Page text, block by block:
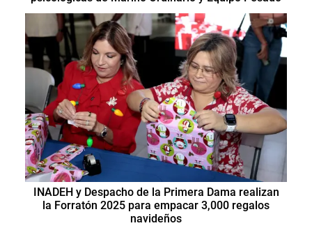
INADEH y Despacho de la Primera Dama realizan
la Forratón 2025 para empacar 3,000 regalos
navideños